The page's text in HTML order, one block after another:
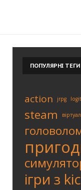
ПОПУЛЯРНІ ТЕГИ
action jrpg
steam
ігри з